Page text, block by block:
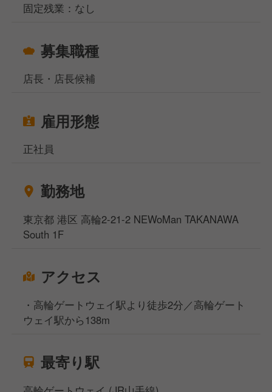
固定残業：なし
募集職種
店長・店長候補
雇用形態
正社員
勤務地
東京都 港区 高輪2-21-2 NEWoMan TAKANAWA
South 1F
アクセス
・高輪ゲートウェイ駅より徒歩2分／高輪ゲート
ウェイ駅から138m
最寄り駅